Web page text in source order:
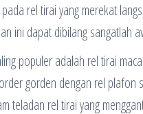
rel tirai yang merekat
ini dapat dibilang sangatlah
populer adalah rel tirai
gorden dengan rel
teladan rel tirai yang